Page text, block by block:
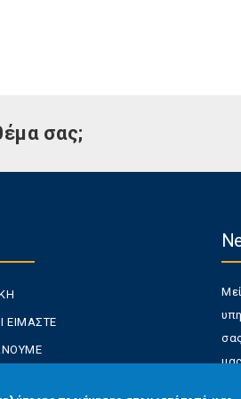
σας;
ΕΙΜΑΣΤΕ